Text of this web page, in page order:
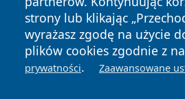
strony lub klikając
wyrażasz zgodę na użycie
plików cookies zgodnie z
prywatności. Zaawansowane
News Autorzy
Polityka
Prywatności